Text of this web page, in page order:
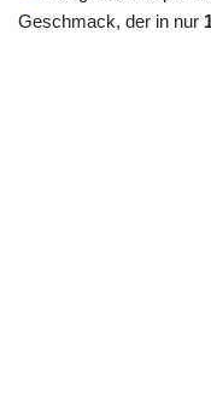
Geschmack, der in nur